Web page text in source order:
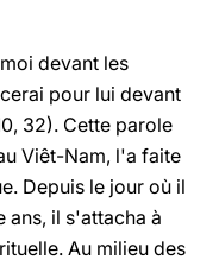
devant les
pour lui devant
32). Cette parole
Viêt-Nam, l'a faite
Depuis le jour où il
ans, il s'attacha à
Au milieu des